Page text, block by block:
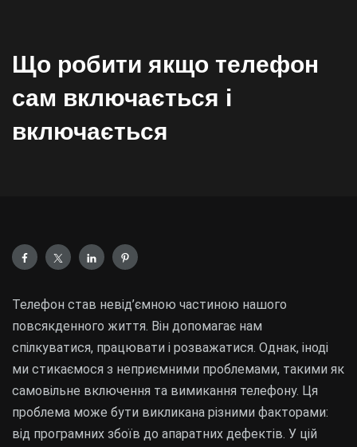
Що робити якщо телефон
сам включається і
включається
Телефон став невід’ємною частиною нашого
повсякденного життя. Він допомагає нам
спілкуватися, працювати і розважатися. Однак, іноді
ми стикаємося з неприємними проблемами, такими як
самовільне включення та вимикання телефону. Ця
проблема може бути викликана різними факторами:
від програмних збоїв до апаратних дефектів. У цій